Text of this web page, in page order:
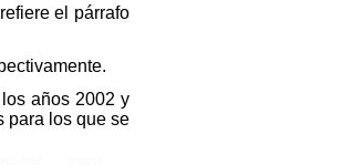
el párrafo
años 2002 y
para los que se